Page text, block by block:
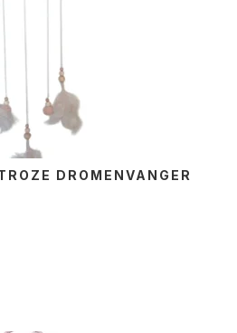
DROMENVANGER